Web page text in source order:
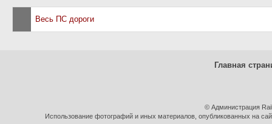
Весь ПС дороги
Главная
© Администрация
Использование фотографий и иных материалов, опубликованных на